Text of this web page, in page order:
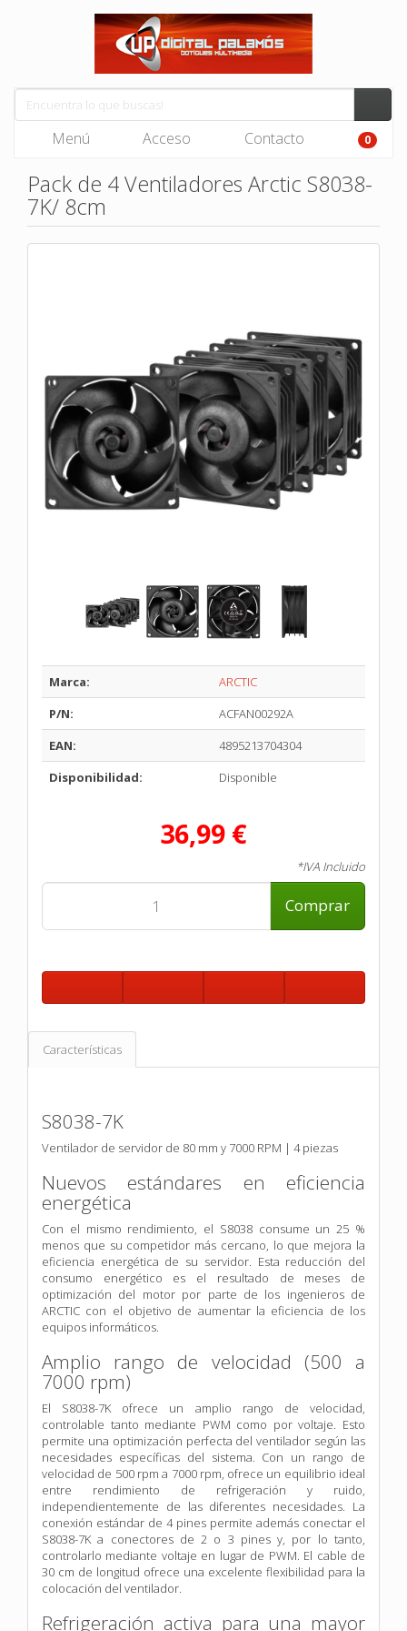
Menú Acceso Contacto 0
Pack de 4 Ventiladores Arctic S8038-
7K/ 8cm
Marca:
ARCTIC
P/N:
ACFAN00292A
EAN:
4895213704304
Disponibilidad:
Disponible
36,99 €
*IVA Incluido
Comprar
Características
S8038-7K
Ventilador de servidor de 80 mm y 7000 RPM | 4 piezas
Nuevos estándares en eficiencia
energética
Con el mismo rendimiento, el S8038 consume un 25 %
menos que su competidor más cercano, lo que mejora la
eficiencia energética de su servidor. Esta reducción del
consumo energético es el resultado de meses de
optimización del motor por parte de los ingenieros de
ARCTIC con el objetivo de aumentar la eficiencia de los
equipos informáticos.
Amplio rango de velocidad (500 a
7000 rpm)
El S8038-7K ofrece un amplio rango de velocidad,
controlable tanto mediante PWM como por voltaje. Esto
permite una optimización perfecta del ventilador según las
necesidades específicas del sistema. Con un rango de
velocidad de 500 rpm a 7000 rpm, ofrece un equilibrio ideal
entre rendimiento de refrigeración y ruido,
independientemente de las diferentes necesidades. La
conexión estándar de 4 pines permite además conectar el
S8038-7K a conectores de 2 o 3 pines y, por lo tanto,
controlarlo mediante voltaje en lugar de PWM. El cable de
30 cm de longitud ofrece una excelente flexibilidad para la
colocación del ventilador.
Refrigeración activa para una mayor